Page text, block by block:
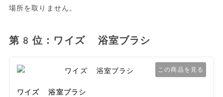
場所を取りません。
第8位：ワイズ 浴室ブラシ
この商品を見る
ワイズ 浴室ブラシ